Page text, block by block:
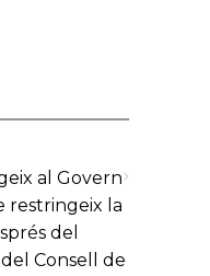
al Govern
restringeix la
del
Consell de